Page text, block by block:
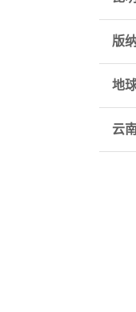
版
地
云